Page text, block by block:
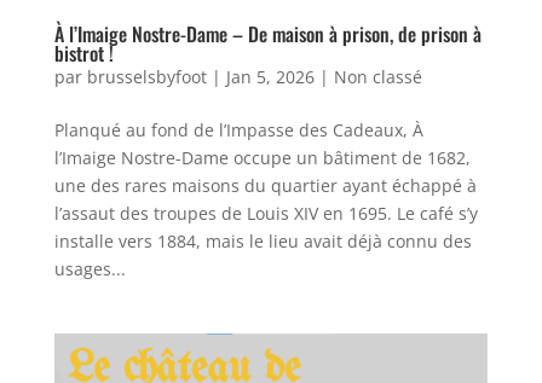
À l’Imaige Nostre-Dame – De maison à prison, de prison à
bistrot !
par brusselsbyfoot| Jan 5, 2026| Non classé
Planqué au fond de l’Impasse des Cadeaux, À
l’Imaige Nostre-Dame occupe un bâtiment de 1682,
une des rares maisons du quartier ayant échappé à
l’assaut des troupes de Louis XIV en 1695. Le café s’y
installe vers 1884, mais le lieu avait déjà connu des
usages...